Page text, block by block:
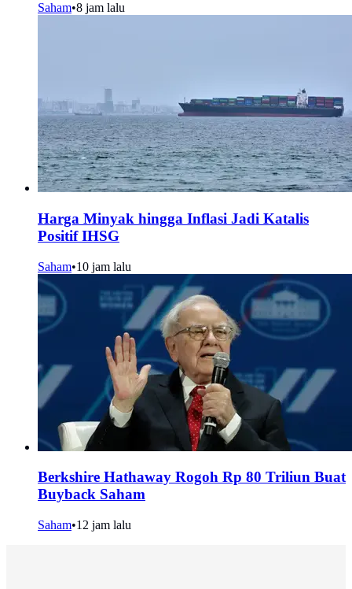
Saham•8 jam lalu
Harga Minyak hingga Inflasi Jadi Katalis
Positif IHSG
Saham•10 jam lalu
Berkshire Hathaway Rogoh Rp 80 Triliun Buat
Buyback Saham
Saham•12 jam lalu